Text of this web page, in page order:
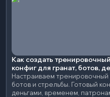
Как создать
конфиг для гранат, ботов,
Настраиваем тренировочный
ботов и стрельбы. Готовый
деньгами, временем,